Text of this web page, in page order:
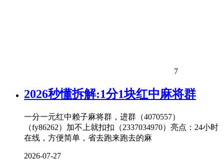
7
2026秒懂拆解:1分1块红中麻将群
一分一元红中赖子麻将群，进群（4070557）
（fy86262）加不上就扣扣（2337034970）亮点：24小时
在线，方便简单，省去跑来跑去的麻
2026-07-27